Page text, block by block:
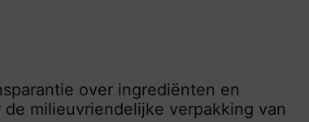
over ingrediënten en
milieuvriendelijke verpakking van